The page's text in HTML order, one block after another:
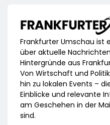
Frankfurter Umschau ist
über aktuelle
Hintergründe aus
Von Wirtschaft und
hin zu lokalen Events –
Einblicke und relevante
am Geschehen in der
sind.